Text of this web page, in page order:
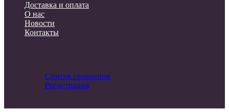
Доставка и оплата
О нас
Новости
Контакты
Список сравнения
Регистрация